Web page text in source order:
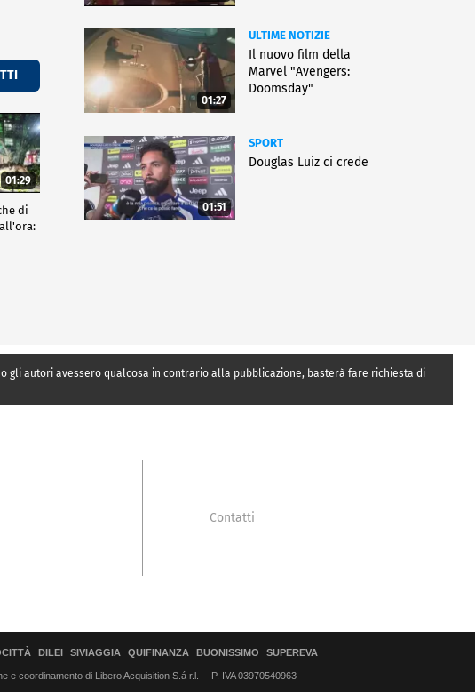
01:29
di
01:27
ULTIME NOTIZIE
Il nuovo film della
Marvel "Avengers:
Doomsday"
01:51
SPORT
Douglas Luiz ci crede
gli autori avessero qualcosa in contrario alla pubblicazione, basterà fare richiesta di
Contatti
DILEI SIVIAGGIA QUIFINANZA BUONISSIMO SUPEREVA
e coordinamento di Libero Acquisition S.á r.l. P. IVA 03970540963